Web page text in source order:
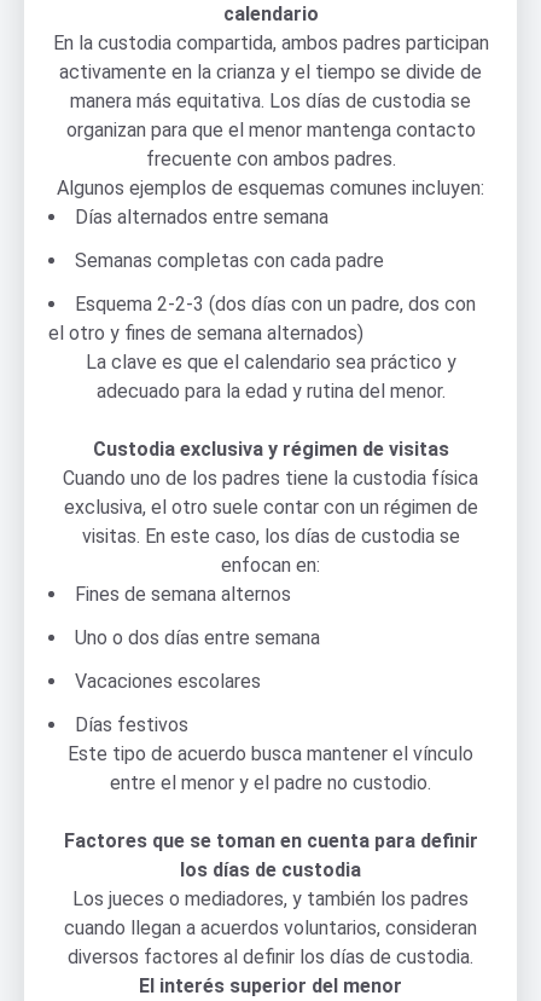
calendario
En la custodia compartida, ambos padres participan
activamente en la crianza y el tiempo se divide de
manera más equitativa. Los días de custodia se
organizan para que el menor mantenga contacto
frecuente con ambos padres.
Algunos ejemplos de esquemas comunes incluyen:
Días alternados entre semana
Semanas completas con cada padre
Esquema 2-2-3 (dos días con un padre, dos con
el otro y fines de semana alternados)
La clave es que el calendario sea práctico y
adecuado para la edad y rutina del menor.
Custodia exclusiva y régimen de visitas
Cuando uno de los padres tiene la custodia física
exclusiva, el otro suele contar con un régimen de
visitas. En este caso, los días de custodia se
enfocan en:
Fines de semana alternos
Uno o dos días entre semana
Vacaciones escolares
Días festivos
Este tipo de acuerdo busca mantener el vínculo
entre el menor y el padre no custodio.
Factores que se toman en cuenta para definir
los días de custodia
Los jueces o mediadores, y también los padres
cuando llegan a acuerdos voluntarios, consideran
diversos factores al definir los días de custodia.
El interés superior del menor